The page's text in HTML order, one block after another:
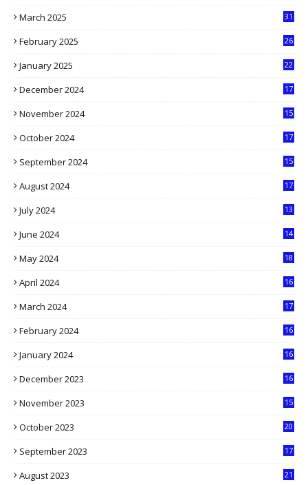
March 2025
31
February 2025
26
January 2025
22
December 2024
17
November 2024
15
October 2024
17
September 2024
15
August 2024
17
July 2024
13
June 2024
14
May 2024
18
April 2024
16
March 2024
17
February 2024
16
January 2024
16
December 2023
16
November 2023
15
October 2023
20
September 2023
17
August 2023
21